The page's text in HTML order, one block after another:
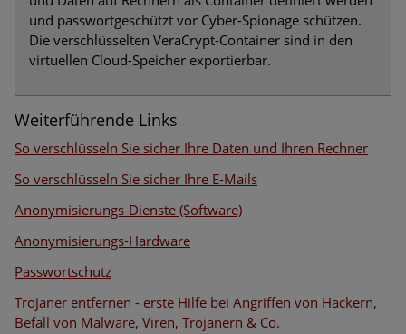
und passwortgeschützt vor Cyber-Spionage schützen.
Die verschlüsselten VeraCrypt-Container sind in den
virtuellen Cloud-Speicher exportierbar.
Weiterführende Links
So verschlüsseln Sie sicher Ihre Daten und Ihren Rechner
So verschlüsseln Sie sicher Ihre E-Mails
Anonymisierungs-Dienste (Software)
Anonymisierungs-Hardware
Passwortschutz
Trojaner entfernen - erste Hilfe bei Angriffen von Hackern,
Befall von Malware, Viren, Trojanern & Co.